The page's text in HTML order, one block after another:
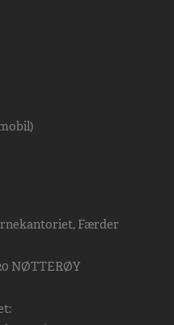
Færder
NØTTERØY